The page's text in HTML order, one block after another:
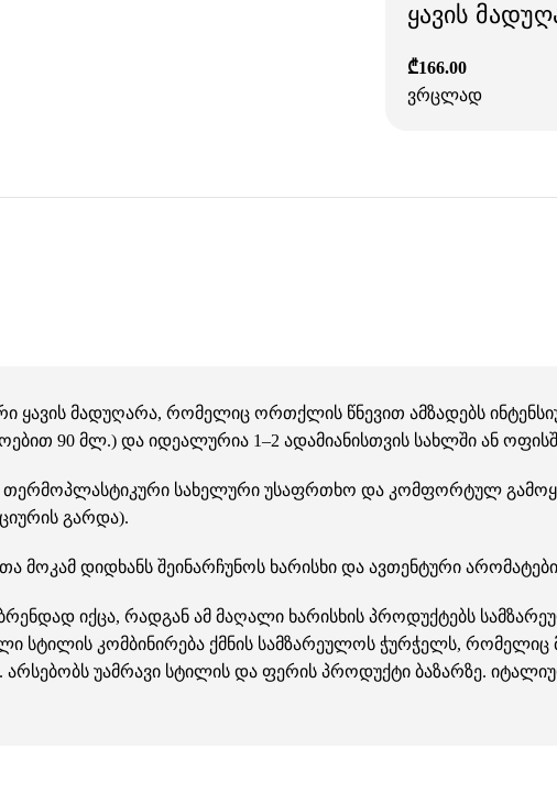
ყავის
₾166.00
ვრცლად
ყავის მადუღარა, რომელიც ორთქლის წნევით ამზადებს
90 მლ.) და იდეალურია 1–2 ადამიანისთვის სახლში ან
სახელური უსაფრთხო და კომფორტულ
გარდა).
დიდხანს შეინარჩუნოს ხარისხი და ავთენტური
იქცა, რადგან ამ მაღალი ხარისხის პროდუქტებს
სტილის კომბინირება ქმნის სამზარეულოს ჭურჭელს,
უამრავი სტილის და ფერის პროდუქტი ბაზარზე.